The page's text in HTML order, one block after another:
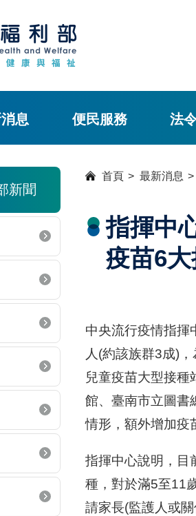
息 便民服務 法
新聞
首頁 最新消息
指揮中
疫苗6
中央流行疫情指揮
人(約該族群3成)
兒童疫苗大型接種
館、臺南市立圖書
情形，額外增加疫
指揮中心說明，目
種，對於滿5至11
請家長(監護人或